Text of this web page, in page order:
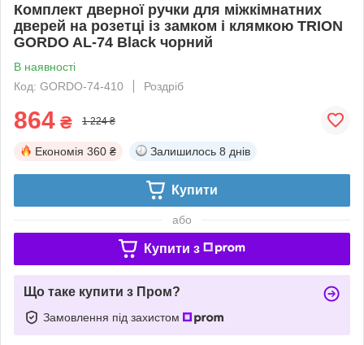
Комплект дверної ручки для міжкімнатних
дверей на розетці із замком і клямкою TRION
GORDO AL-74 Black чорний
В наявності
Код: GORDO-74-410
Роздріб
864 ₴ 1 224 ₴
Економія 360 ₴ Залишилось 8 днів
Купити
або
Купити з
Що таке купити з Пром?
Замовлення під захистом